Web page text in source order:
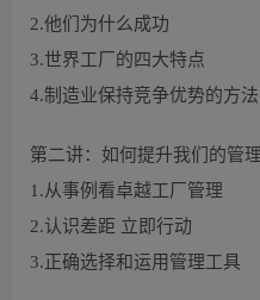
2.他们为什么成功
3.世界工厂的四大特点
4.制造业保持竞争优势的方法
第二讲：如何提升我们的管理
1.从事例看卓越工厂管理
2.认识差距 立即行动
3.正确选择和运用管理工具